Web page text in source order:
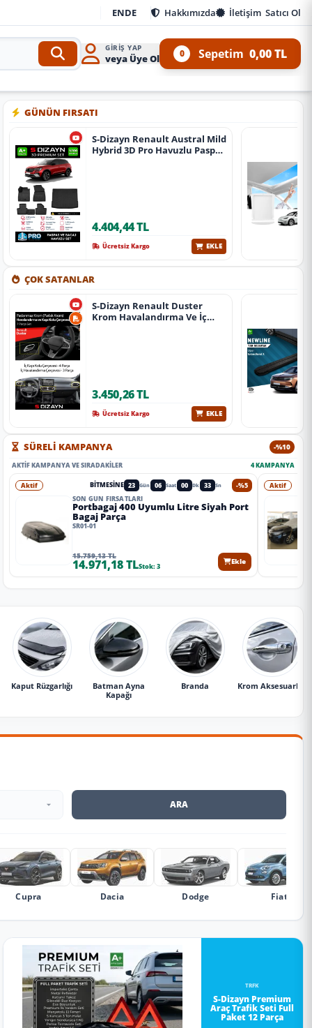
ENDE Hakkımızda İletişim Satıcı Ol
GIRIŞ YAP
veya Üye Ol 0 Sepetim 0,00 TL
GÜNÜN FIRSATI
S-Dizayn Renault Austral Mild
Hybrid 3D Pro Havuzlu Paspas
4.404,44 TL
Ücretsiz Kargo EKLE
ÇOK SATANLAR
S-Dizayn Renault Duster
Krom Havalandırma Ve İç
3.450,26 TL
Ücretsiz Kargo EKLE
SÜRELİ KAMPANYA -%10
AKTIF KAMPANYA VE SIRADAKILER 4 KAMPANYA
-%5
Aktif BITMESINE 23 Gün 06 Saat 00 Dk 31 Sn
SON GÜN FIRSATLARI
Portbagaj 400 Uyumlu Litre Siyah Port
Bagaj Parça
SR01-01
15.759,13 TL
14.971,18 TLStok: 3
Ekle
Aktif
Kaput Rüzgarlığı
Batman Ayna
Kapağı
Branda Krom Aksesuarlar
ARA
Cupra Dacia Dodge Fiat
TRFK
S-Dizayn Premium
Araç Trafik Seti Full
Paket 12 Parça